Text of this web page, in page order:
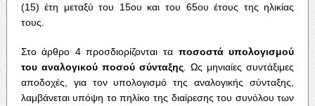
(15) έτη μεταξύ του 15ου και του 65ου έτους της ηλικίας
τους.
Στο άρθρο 4 προσδιορίζονται τα ποσοστά υπολογισμού
του αναλογικού ποσού σύνταξης . Ως μηνιαίες συντάξιμες
αποδοχές, για τον υπολογισμό της αναλογικής σύνταξης,
λαμβάνεται υπόψη το πηλίκο της διαίρεσης του συνόλου των